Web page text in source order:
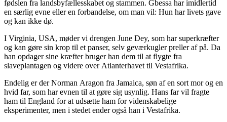
fødslen fra landsbyfællesskabet og stammen. Gbessa har imidlertid
en særlig evne eller en forbandelse, om man vil: Hun har livets gave
og kan ikke dø.
I Virginia, USA, møder vi drengen June Dey, som har superkræfter
og kan gøre sin krop til et panser, selv geværkugler preller af på. Da
han opdager sine kræfter bruger han dem til at flygte fra
slaveplantagen og videre over Atlanterhavet til Vestafrika.
Endelig er der Norman Aragon fra Jamaica, søn af en sort mor og en
hvid far, som har evnen til at gøre sig usynlig. Hans far vil fragte
ham til England for at udsætte ham for videnskabelige
eksperimenter, men i stedet ender også han i Vestafrika.